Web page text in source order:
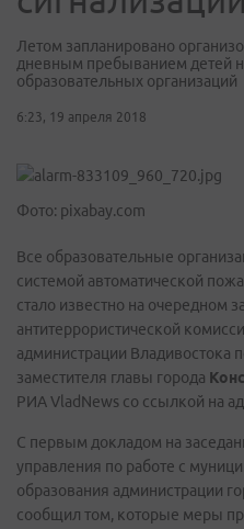
Летом запланировано
дневным пребыванием детей
образовательных организаций
6:23, 19 апреля 2018
Фото: pixabay.com
Все образовательные
системой автоматической
стало известно на очередном
антитеррористической
администрации Владивостока
заместителя главы города
РИА VladNews со ссылкой на
С первым докладом на
управления по работе с
образования администрации
сообщил том, которые меры